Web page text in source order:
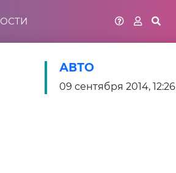
АВТО
09 сентября 2014, 12:26